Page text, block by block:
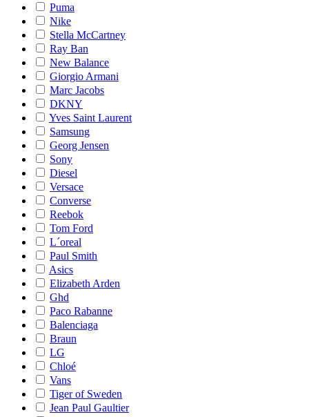
Puma
Nike
Stella McCartney
Ray Ban
New Balance
Giorgio Armani
Marc Jacobs
DKNY
Yves Saint Laurent
Samsung
Georg Jensen
Sony
Diesel
Versace
Converse
Reebok
Tom Ford
L´oreal
Paul Smith
Asics
Elizabeth Arden
Ghd
Paco Rabanne
Balenciaga
Braun
LG
Chloé
Vans
Tiger of Sweden
Jean Paul Gaultier